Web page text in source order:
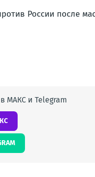
России после
МАКС и Telegram